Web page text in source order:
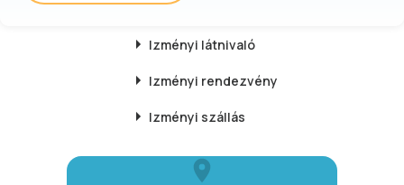
Izményi látnivaló
Izményi rendezvény
Izményi szállás